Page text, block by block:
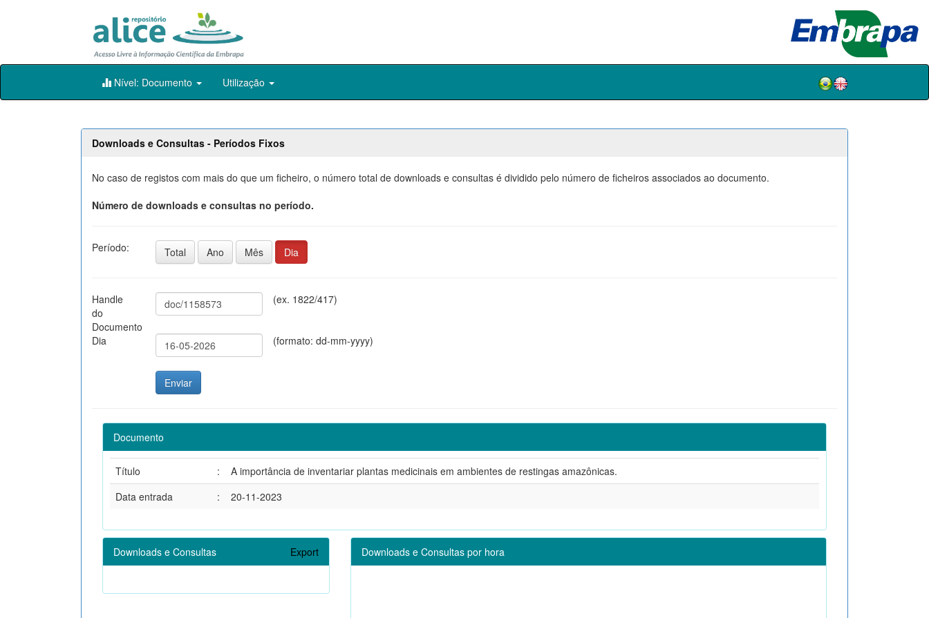
Skip
Nível: Documento Utilização
Downloads e Consultas - Períodos Fixos
No caso de registos com mais do que um ficheiro, o número total de downloads e consultas é dividido pelo número de ficheiros associados ao documento.
Número de downloads e consultas no período.
Período: Total Ano Mês Dia
Handle
do
Documento
(ex. 1822/417)
Dia (formato: dd-mm-yyyy)
Documento
Título :
A importância de inventariar plantas medicinais em ambientes de restingas amazônicas.
Data entrada
: 20-11-2023
Downloads e Consultas Export Downloads e Consultas por hora